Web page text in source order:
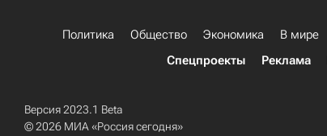
Политика Общество Экономика В мире
Спецпроекты
Реклама
Версия 2023.1 Beta
© 2026 МИА «Россия сегодня»